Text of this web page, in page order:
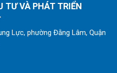
TƯ VÀ PHÁT TRIỂN
Lực, phường Đằng Lâm, Quận